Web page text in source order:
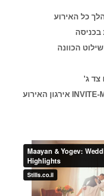
כל האירוע
בכניסה
הכוונה
צד ג'
סקיצת תלת מימד INVITE-ME אירגון האירוע